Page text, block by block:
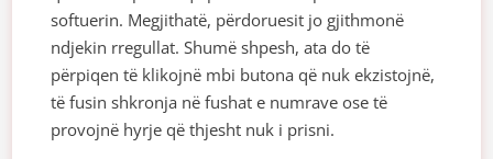
softuerin. Megjithatë, përdoruesit jo gjithmonë
ndjekin rregullat. Shumë shpesh, ata do të
përpiqen të klikojnë mbi butona që nuk ekzistojnë,
të fusin shkronja në fushat e numrave ose të
provojnë hyrje që thjesht nuk i prisni.